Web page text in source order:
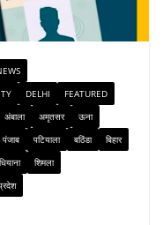
DELHI
FEATURED
अंबाला अमृतसर
ऊना
पंजाब पटियाला बठिंडा
बिहार
शिमला